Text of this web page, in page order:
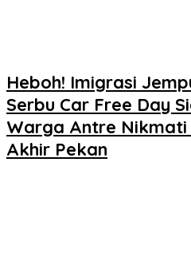
Heboh! Imigrasi
Serbu Car Free Day
Warga Antre
Akhir Pekan